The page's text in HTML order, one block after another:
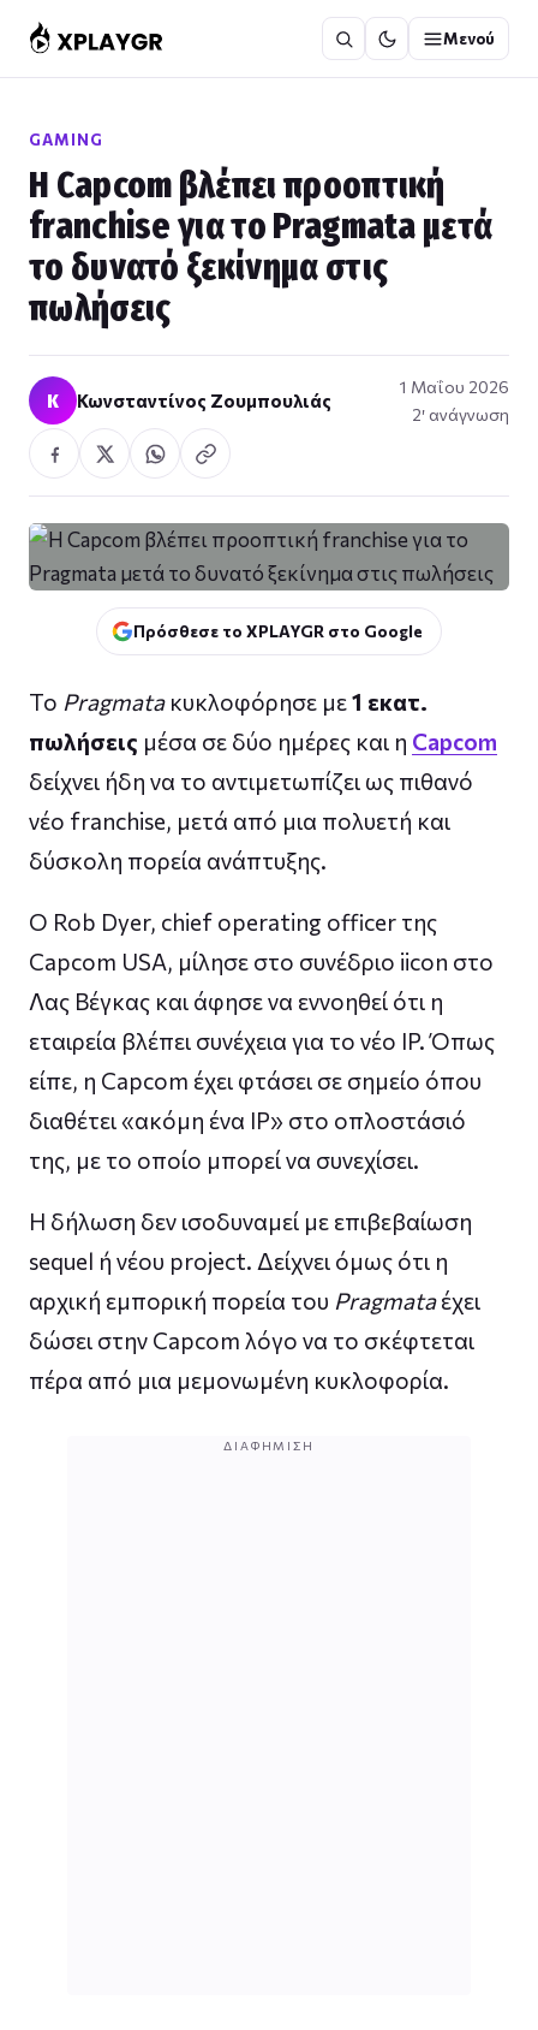
στο
περιεχόμενο
Μενού
GAMING
Η Capcom βλέπει προοπτική
franchise για το Pragmata μετά
το δυνατό ξεκίνημα στις
πωλήσεις
Κ Κωνσταντίνος Ζουμπουλιάς
1 Μαΐου 2026
2′ ανάγνωση
Πρόσθεσε το XPLAYGR στο Google
Το Pragmataκυκλοφόρησε με1 εκατ.
πωλήσεις μέσα σε δύο ημέρες και η Capcom
δείχνει ήδη να το αντιμετωπίζει ως πιθανό
νέο franchise, μετά από μια πολυετή και
δύσκολη πορεία ανάπτυξης.
Ο Rob Dyer, chief operating officer της
Capcom USA, μίλησε στο συνέδριο iicon στο
Λας Βέγκας και άφησε να εννοηθεί ότι η
εταιρεία βλέπει συνέχεια για το νέο IP. Όπως
είπε, η Capcom έχει φτάσει σε σημείο όπου
διαθέτει «ακόμη ένα IP» στο οπλοστάσιό
της, με το οποίο μπορεί να συνεχίσει.
Η δήλωση δεν ισοδυναμεί με επιβεβαίωση
sequel ή νέου project. Δείχνει όμως ότι η
αρχική εμπορική πορεία του Pragmataέχει
δώσει στην Capcom λόγο να το σκέφτεται
πέρα από μια μεμονωμένη κυκλοφορία.
ΔΙΑΦΉΜΙΣΗ